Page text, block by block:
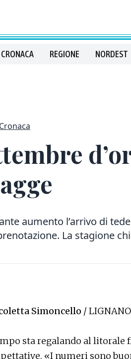
CRONACA REGIONE NORDEST
Cronaca
aumento l’arrivo di
La stagione
Simoncello / LIGNANO
sta regalando al litorale
«I numeri sono